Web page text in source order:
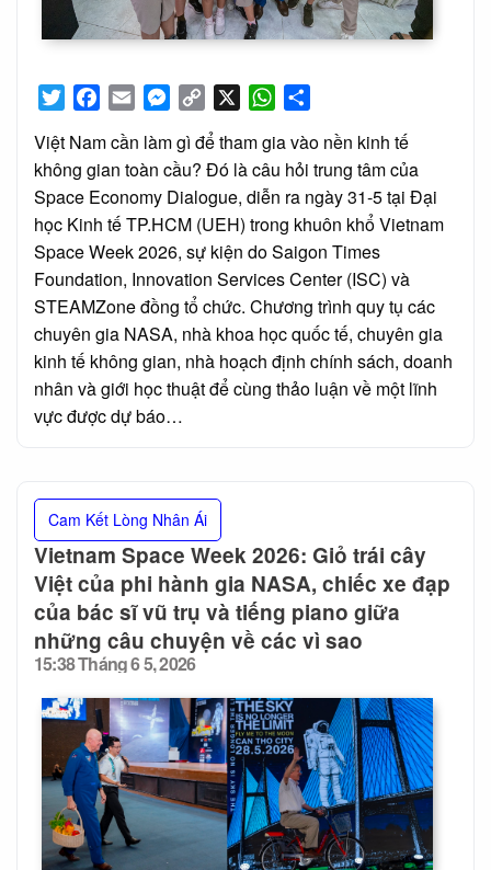
TwitterFacebook
Email Messenger
Copy
WhatsApp
Việt Nam cần làm gì để tham gia vào nền kinh tế
không gian toàn cầu? Đó là câu hỏi trung tâm của
Space Economy Dialogue, diễn ra ngày 31-5 tại Đại
học Kinh tế TP.HCM (UEH) trong khuôn khổ Vietnam
Space Week 2026, sự kiện do Saigon Times
Foundation, Innovation Services Center (ISC) và
STEAMZone đồng tổ chức. Chương trình quy tụ các
chuyên gia NASA, nhà khoa học quốc tế, chuyên gia
kinh tế không gian, nhà hoạch định chính sách, doanh
nhân và giới học thuật để cùng thảo luận về một lĩnh
vực được dự báo…
Cam Kết Lòng Nhân Ái
Vietnam Space Week 2026: Giỏ trái cây
Việt của phi hành gia NASA, chiếc xe đạp
của bác sĩ vũ trụ và tiếng piano giữa
những câu chuyện về các vì sao
Posted
on
15:38 Tháng 6 5, 2026